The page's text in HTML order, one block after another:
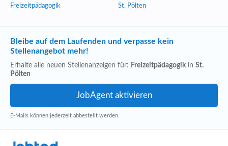
Freizeitpädagogik St. Pölten
Bleibe auf dem Laufenden und verpasse kein
Stellenangebot mehr!
Erhalte alle neuen Stellenanzeigen für: Freizeitpädagogikin St.
Pölten
E-Mails können jederzeit abbestellt werden.